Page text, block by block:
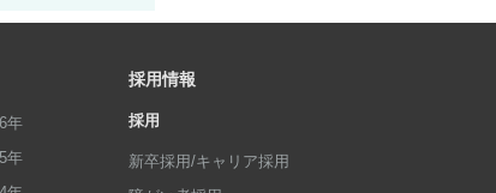
年
年
採用情報
採用
新卒採用/キャリア採用